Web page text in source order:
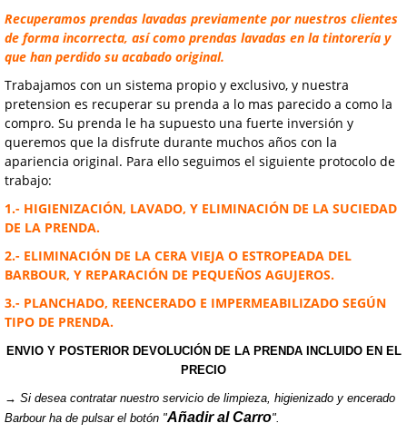
Recuperamos prendas lavadas previamente por nuestros clientes
de forma incorrecta, así como prendas lavadas en la tintorería y
que han perdido su acabado original.
Trabajamos con un sistema propio y exclusivo, y nuestra
pretension es recuperar su prenda a lo mas parecido a como la
compro. Su prenda le ha supuesto una fuerte inversión y
queremos que la disfrute durante muchos años con la
apariencia original. Para ello seguimos el siguiente protocolo de
trabajo:
1.- HIGIENIZACIÓN, LAVADO, Y ELIMINACIÓN DE LA SUCIEDAD
DE LA PRENDA.
2.- ELIMINACIÓN DE LA CERA VIEJA O ESTROPEADA DEL
BARBOUR, Y REPARACIÓN DE PEQUEÑOS AGUJEROS.
3.- PLANCHADO, REENCERADO E IMPERMEABILIZADO SEGÚN
TIPO DE PRENDA.
ENVIO Y POSTERIOR DEVOLUCIÓN DE LA PRENDA INCLUIDO EN EL
PRECIO
→ Si desea contratar nuestro servicio de limpieza, higienizado y encerado
Barbour ha de pulsar el botón "Añadir al Carro".